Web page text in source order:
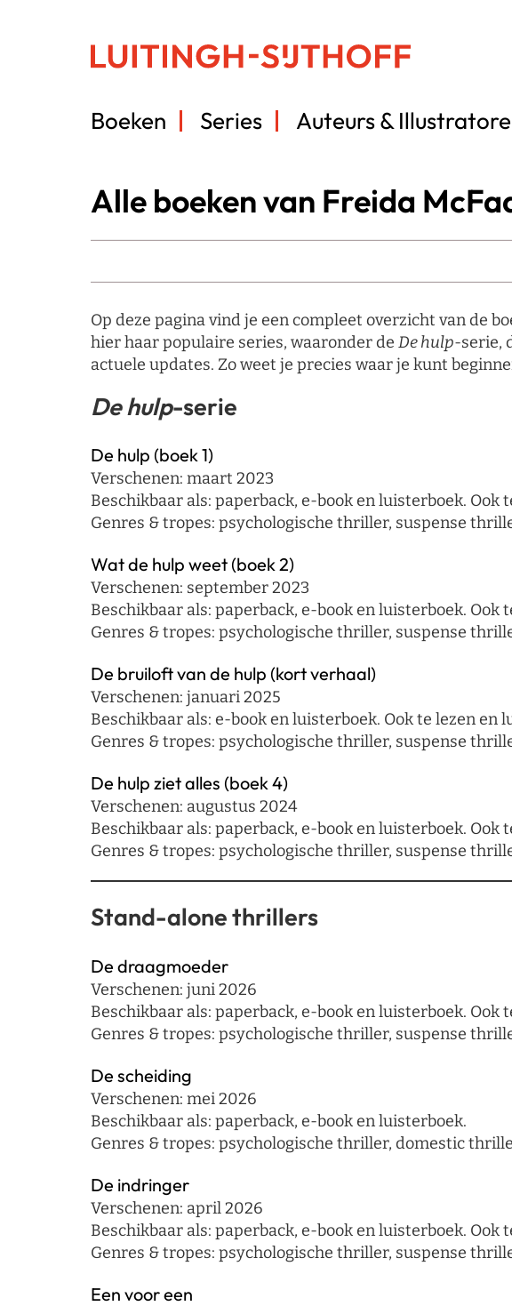
Boeken Series Auteurs &
Alle boeken van Freida
Op deze pagina vind je een compleet overzicht van de
hier haar populaire series, waaronder de De hulp-serie,
actuele updates. Zo weet je precies waar je kunt
De hulp-serie
De hulp (boek 1)
Verschenen: maart 2023
Beschikbaar als: paperback, e-book en luisterboek.
Genres & tropes: psychologische thriller, suspense
Wat de hulp weet (boek 2)
Verschenen: september 2023
Beschikbaar als: paperback, e-book en luisterboek.
Genres & tropes: psychologische thriller, suspense
De bruiloft van de hulp (kort verhaal)
Verschenen: januari 2025
Beschikbaar als: e-book en luisterboek. Ook te lezen
Genres & tropes: psychologische thriller, suspense
De hulp ziet alles (boek 4)
Verschenen: augustus 2024
Beschikbaar als: paperback, e-book en luisterboek.
Genres & tropes: psychologische thriller, suspense
Stand-alone thrillers
De draagmoeder
Verschenen: juni 2026
Beschikbaar als: paperback, e-book en luisterboek.
Genres & tropes: psychologische thriller, suspense
De scheiding
Verschenen: mei 2026
Beschikbaar als: paperback, e-book en luisterboek.
Genres & tropes: psychologische thriller, domestic
De indringer
Verschenen: april 2026
Beschikbaar als: paperback, e-book en luisterboek.
Genres & tropes: psychologische thriller, suspense
Een voor een